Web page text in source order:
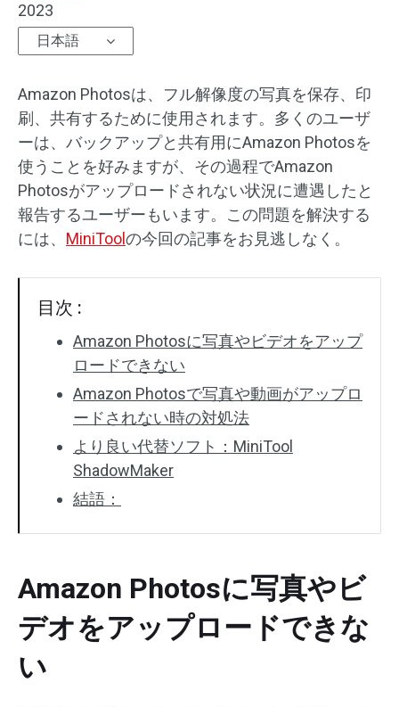
2023
日本語
Amazon Photosは、フル解像度の写真を保存、印
刷、共有するために使用されます。多くのユーザ
ーは、バックアップと共有用にAmazon Photosを
使うことを好みますが、その過程でAmazon
Photosがアップロードされない状況に遭遇したと
報告するユーザーもいます。この問題を解決する
には、 MiniToolの今回の記事をお見逃しなく。
目次 :
Amazon Photosに写真やビデオをアップ
ロードできない
Amazon Photosで写真や動画がアップロ
ードされない時の対処法
より良い代替ソフト：MiniTool
ShadowMaker
結語：
Amazon Photosに写真やビ
デオをアップロードできな
い